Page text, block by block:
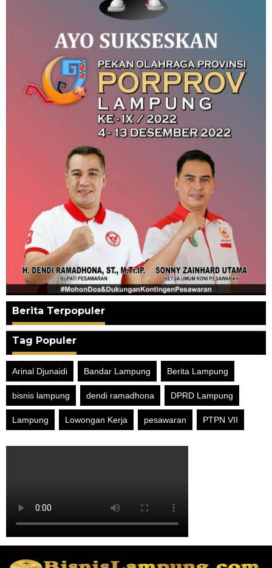
Berita Terpopuler
Tag Populer
Arinal Djunaidi Bandar Lampung Berita Lampung
bisnis lampung dendi ramadhona DPRD Lampung
Lampung Lowongan Kerja pesawaran PTPN VII